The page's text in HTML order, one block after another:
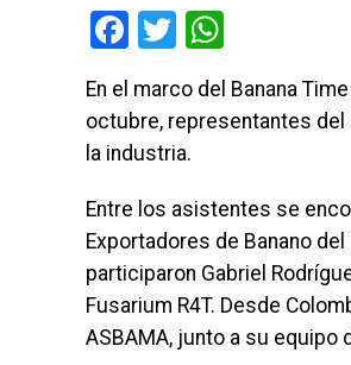
Facebook
Twitter
En el marco del Banana
octubre, representantes
la industria.
Entre los asistentes se
Exportadores de Banano
participaron Gabriel
Fusarium R4T. Desde
ASBAMA, junto a su equipo